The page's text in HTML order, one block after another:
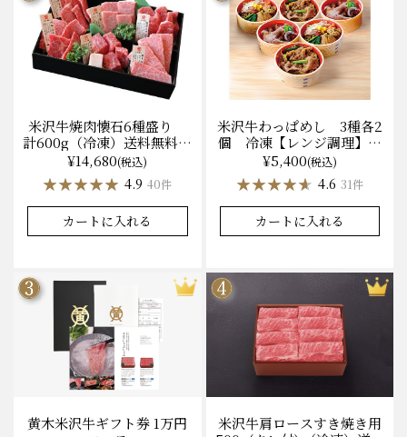
米沢牛焼肉懐石6種盛り
計600g（冷凍）送料無料
化粧箱入
¥14,680(税込)
★★★★★
★★★★★ 4.9 40件
カートに入れる
米沢牛わっぱめし 3種各2
個 冷凍【レンジ調理】化
粧箱入
¥5,400(税込)
★★★★★
★★★★★ 4.6 31件
カートに入れる
黄木米沢牛ギフト券 1万円
米沢牛肩ロースすき焼き用